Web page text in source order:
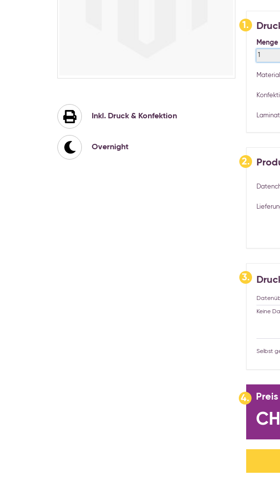
Bildgalerie
springen
Inkl. Druck & Konfektion
Overnight
1.
Menge
Material
Laminat
2.
3.
Keine
Selbst
4.